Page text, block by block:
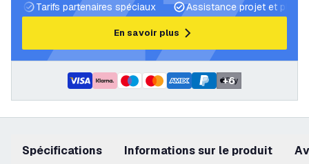
Tarifs partenaires spéciaux
Assistance projet et plans
En savoir plus
+6
Spécifications Informations sur le produit